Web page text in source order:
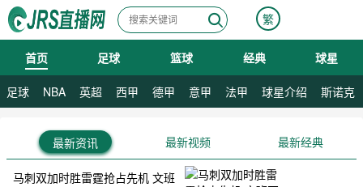
繁
首页 足球 篮球 经典 球星
足球 NBA 英超 西甲 德甲 意甲 法甲 球星介绍 斯诺克
最新资讯 最新视频 最新经典
马刺双加时胜雷霆抢占先机 文班
08月07日 星期五
08月08日 星期六